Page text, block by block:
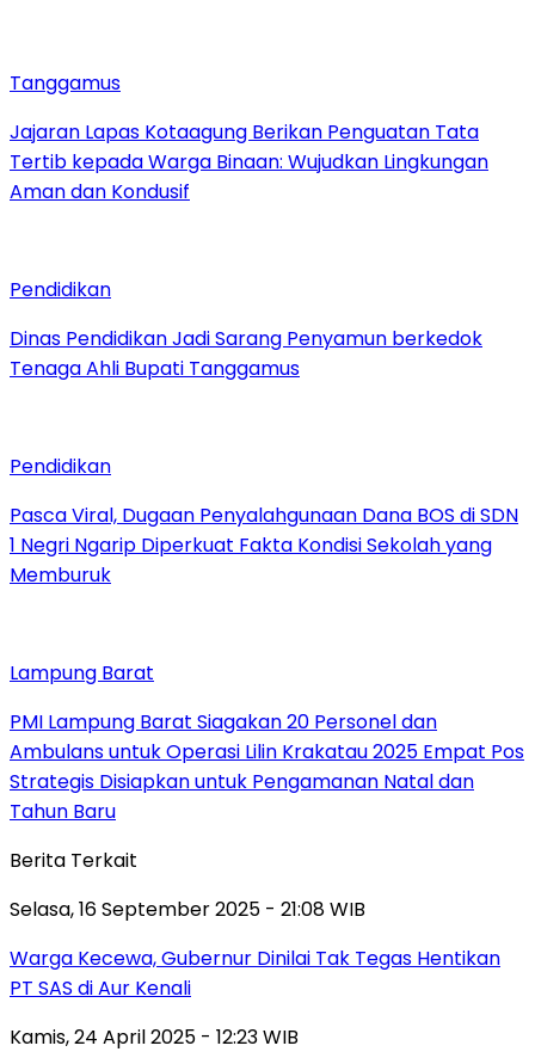
Tanggamus
Jajaran Lapas Kotaagung Berikan Penguatan Tata
Tertib kepada Warga Binaan: Wujudkan Lingkungan
Aman dan Kondusif
Pendidikan
Dinas Pendidikan Jadi Sarang Penyamun berkedok
Tenaga Ahli Bupati Tanggamus
Pendidikan
Pasca Viral, Dugaan Penyalahgunaan Dana BOS di SDN
1 Negri Ngarip Diperkuat Fakta Kondisi Sekolah yang
Memburuk
Lampung Barat
PMI Lampung Barat Siagakan 20 Personel dan
Ambulans untuk Operasi Lilin Krakatau 2025 Empat Pos
Strategis Disiapkan untuk Pengamanan Natal dan
Tahun Baru
Berita Terkait
Selasa, 16 September 2025 - 21:08 WIB
Warga Kecewa, Gubernur Dinilai Tak Tegas Hentikan
PT SAS di Aur Kenali
Kamis, 24 April 2025 - 12:23 WIB